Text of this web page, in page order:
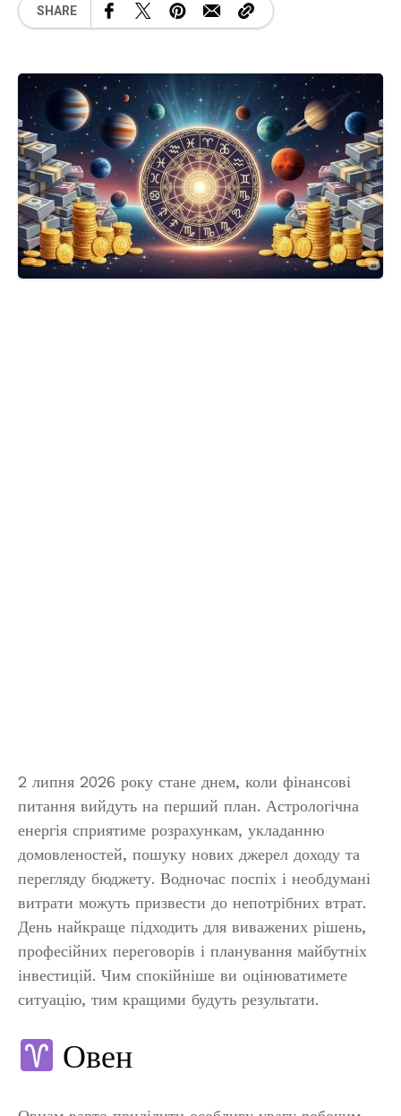
SHARE
2 липня 2026 року стане днем, коли фінансові
питання вийдуть на перший план. Астрологічна
енергія сприятиме розрахункам, укладанню
домовленостей, пошуку нових джерел доходу та
перегляду бюджету. Водночас поспіх і необдумані
витрати можуть призвести до непотрібних втрат.
День найкраще підходить для виважених рішень,
професійних переговорів і планування майбутніх
інвестицій. Чим спокійніше ви оцінюватимете
ситуацію, тим кращими будуть результати.
Овен